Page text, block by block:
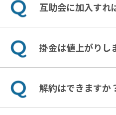
互助会に加入すれ
掛金は値上がりし
解約はできますか